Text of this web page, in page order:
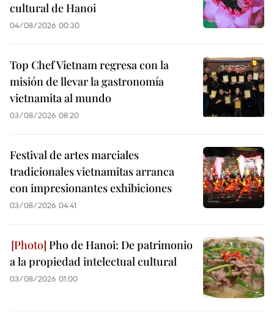
cultural de Hanoi
04/08/2026 00:30
Top Chef Vietnam regresa con la
misión de llevar la gastronomía
vietnamita al mundo
03/08/2026 08:20
Festival de artes marciales
tradicionales vietnamitas arranca
con impresionantes exhibiciones
03/08/2026 04:41
Pho de Hanoi: De patrimonio
a la propiedad intelectual cultural
03/08/2026 01:00